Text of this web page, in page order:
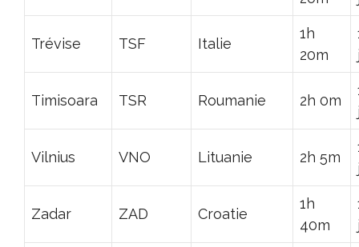
Trévise TSF Italie
1h
20m
Timisoara TSR Roumanie 2h 0m
Vilnius VNO Lituanie 2h 5m
Zadar ZAD Croatie
1h
40m